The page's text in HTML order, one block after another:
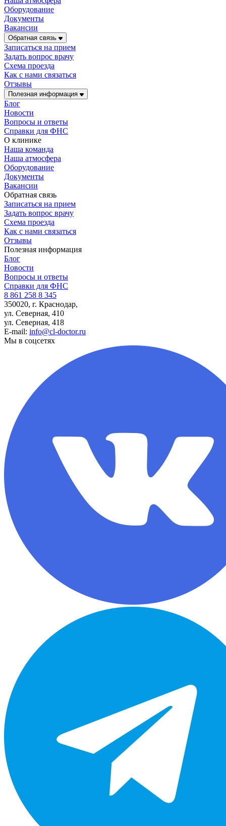
Оборудование
Документы
Вакансии
Обратная связь
Записаться на прием
Задать вопрос врачу
Схема проезда
Как с нами связаться
Отзывы
Полезная информация
Блог
Новости
Вопросы и ответы
Справки для ФНС
О клинике
Наша команда
Наша атмосфера
Оборудование
Документы
Вакансии
Обратная связь
Записаться на прием
Задать вопрос врачу
Схема проезда
Как с нами связаться
Отзывы
Полезная информация
Блог
Новости
Вопросы и ответы
Справки для ФНС
8 861 258 8 345
350020, г. Краснодар,
ул. Северная, 410
ул. Северная, 418
E-mail: info@cl-doctor.ru
Мы в соцсетях